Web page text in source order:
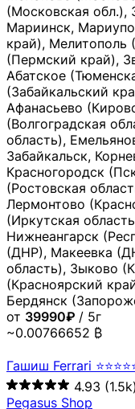
(Московская обл.),
Мариинск,
край), Мелитополь
(Пермский край),
Абатское
(Забайкальский
Афанасьево
(Волгоградская
область),
Забайкальск,
Красногородск
(Ростовская
Лермонтово
(Иркутская
Нижнеангарск
(ДНР), Макеевка
область), Зыково
(Красноярский
Бердянск
от 39990₽ / 5г
~0.00766652 ₿
Гашиш Ferrari
4.93 (1.5k)
Pegasus Shop